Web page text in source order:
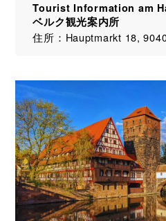
Tourist Information am
ベルク観光案内所
住所：Hauptmarkt 18,